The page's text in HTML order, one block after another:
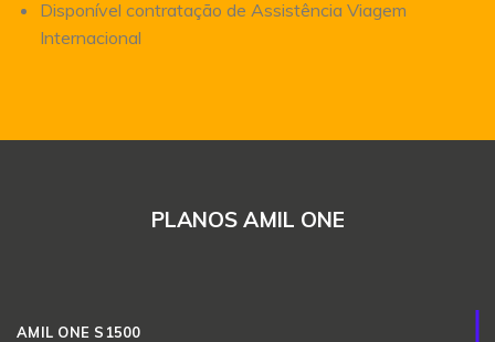
Disponível contratação de Assistência Viagem
Internacional
PLANOS AMIL ONE
AMIL ONE S1500